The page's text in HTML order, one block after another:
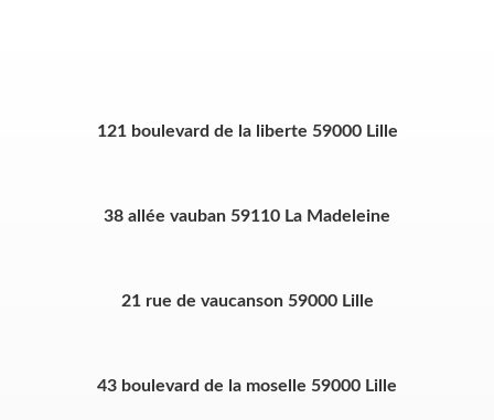
121 boulevard de la liberte 59000 Lille
38 allée vauban 59110 La Madeleine
21 rue de vaucanson 59000 Lille
43 boulevard de la moselle 59000 Lille